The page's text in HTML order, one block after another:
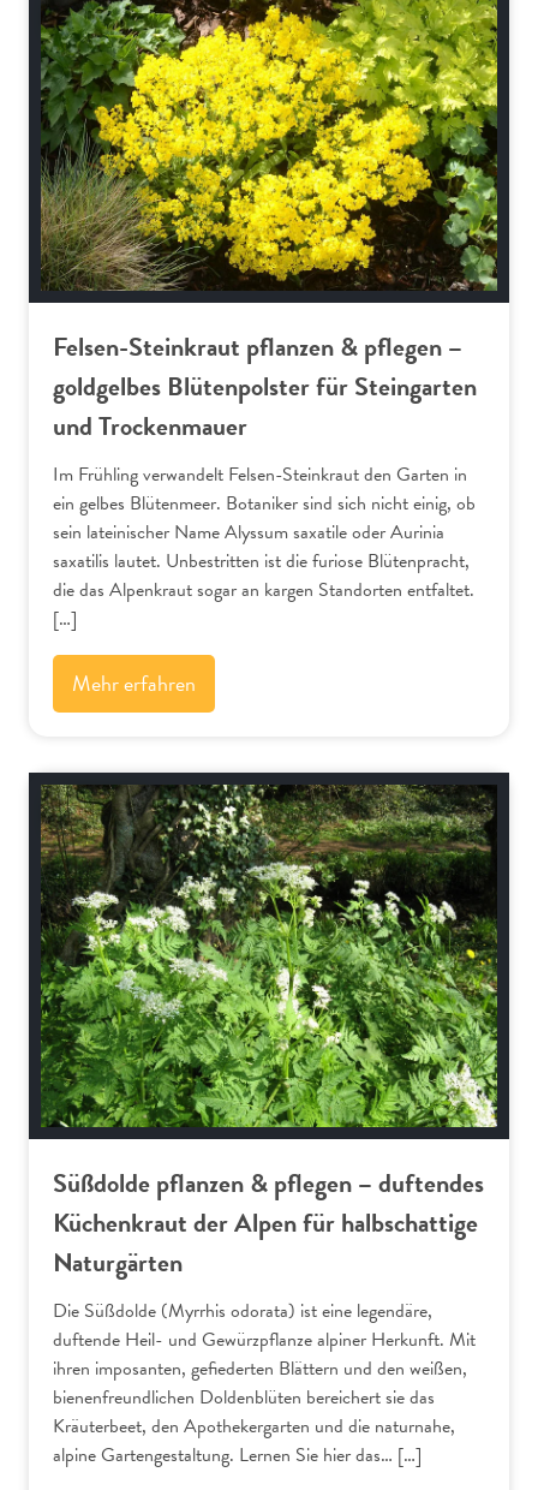
Alpenflora
Felsen-Steinkraut pflanzen & pflegen –
goldgelbes Blütenpolster für Steingarten
und Trockenmauer
Im Frühling verwandelt Felsen-Steinkraut den Garten in
ein gelbes Blütenmeer. Botaniker sind sich nicht einig, ob
sein lateinischer Name Alyssum saxatile oder Aurinia
saxatilis lautet. Unbestritten ist die furiose Blütenpracht,
die das Alpenkraut sogar an kargen Standorten entfaltet.
[…]
Mehr erfahren
Alpenflora
Süßdolde pflanzen & pflegen – duftendes
Küchenkraut der Alpen für halbschattige
Naturgärten
Die Süßdolde (Myrrhis odorata) ist eine legendäre,
duftende Heil- und Gewürzpflanze alpiner Herkunft. Mit
ihren imposanten, gefiederten Blättern und den weißen,
bienenfreundlichen Doldenblüten bereichert sie das
Kräuterbeet, den Apothekergarten und die naturnahe,
alpine Gartengestaltung. Lernen Sie hier das… […]